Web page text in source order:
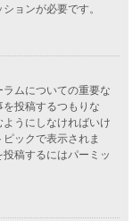
ョンが必要です。
ムについての重要な
投稿するつもりな
うにしなければいけ
ックで表示されま
稿するにはパーミッ